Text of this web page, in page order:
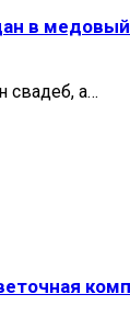
в
свадеб, а…